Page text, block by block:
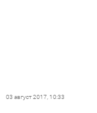
03 август 2017, 10:33